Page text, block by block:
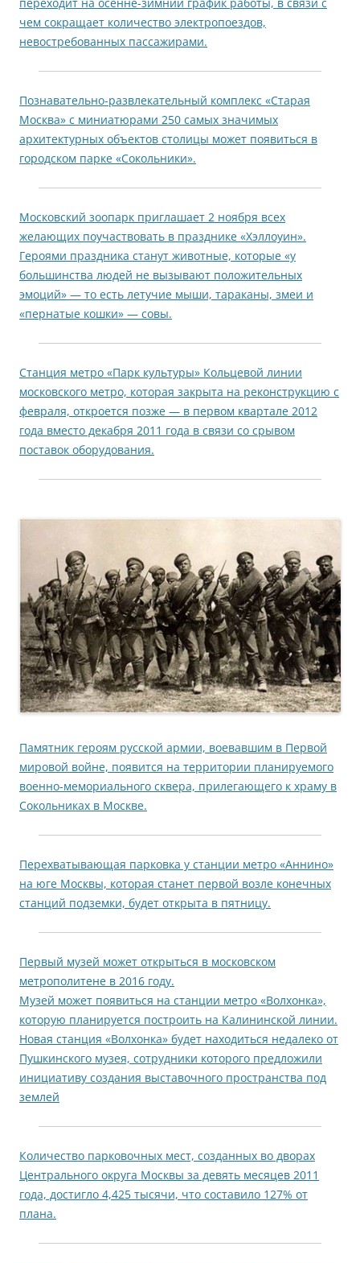
переходит на осенне-зимний график работы, в связи с
чем сокращает количество электропоездов,
невостребованных пассажирами.
Познавательно-развлекательный комплекс «Старая
Москва» с миниатюрами 250 самых значимых
архитектурных объектов столицы может появиться в
городском парке «Сокольники».
Московский зоопарк приглашает 2 ноября всех
желающих поучаствовать в празднике «Хэллоуин».
Героями праздника станут животные, которые «у
большинства людей не вызывают положительных
эмоций» — то есть летучие мыши, тараканы, змеи и
«пернатые кошки» — совы.
Станция метро «Парк культуры» Кольцевой линии
московского метро, которая закрыта на реконструкцию с
февраля, откроется позже — в первом квартале 2012
года вместо декабря 2011 года в связи со срывом
поставок оборудования.
Памятник героям русской армии, воевавшим в Первой
мировой войне, появится на территории планируемого
военно-мемориального сквера, прилегающего к храму в
Сокольниках в Москве.
Перехватывающая парковка у станции метро «Аннино»
на юге Москвы, которая станет первой возле конечных
станций подземки, будет открыта в пятницу.
Первый музей может открыться в московском
метрополитене в 2016 году.
Музей может появиться на станции метро «Волхонка»,
которую планируется построить на Калининской линии.
Новая станция «Волхонка» будет находиться недалеко от
Пушкинского музея, сотрудники которого предложили
инициативу создания выставочного пространства под
землей
Количество парковочных мест, созданных во дворах
Центрального округа Москвы за девять месяцев 2011
года, достигло 4,425 тысячи, что составило 127% от
плана.